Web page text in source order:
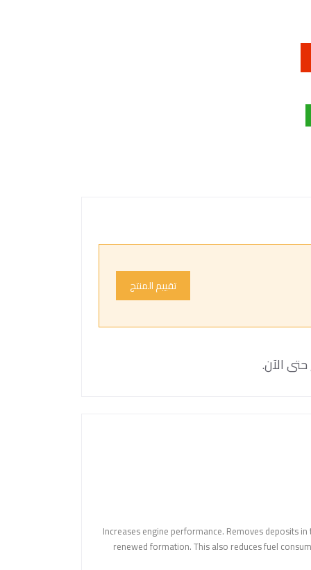
تقييم المنتج
الآن.
Increases engine performance. Removes deposits
renewed formation. This also reduces fuel